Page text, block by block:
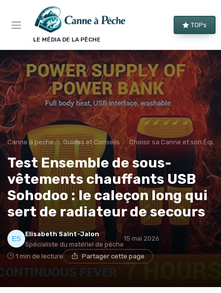
LE MÉDIA DE LA PÊCHE
TOPs
Canne à peche Guides et Conseils Choisir sa Canne et son
Test Ensemble de sous-
vêtements chauffants USB
Sohodoo : le caleçon long qui
sert de radiateur de secours
Elisabeth Saint-Jalon
Spécialiste du matériel de pêche
15 mai 2026
1 min de lecture Partager cette page
Panneau de gestion des cookies